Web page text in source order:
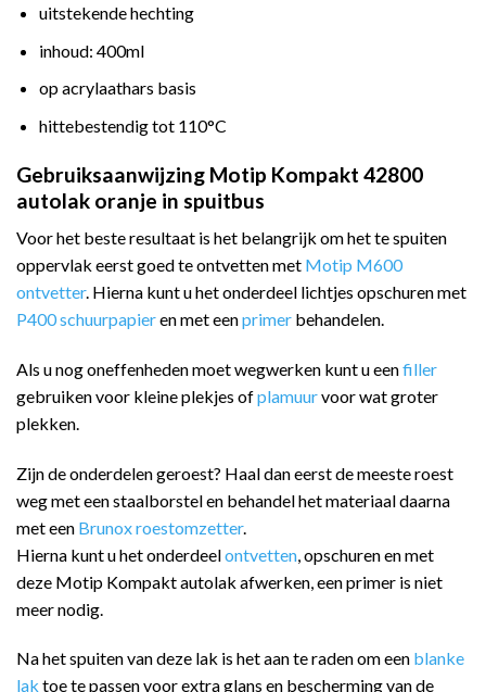
uitstekende hechting
inhoud: 400ml
op acrylaathars basis
hittebestendig tot 110°C
Gebruiksaanwijzing Motip Kompakt 42800
autolak oranje in spuitbus
Voor het beste resultaat is het belangrijk om het te spuiten
oppervlak eerst goed te ontvetten met Motip M600
ontvetter. Hierna kunt u het onderdeel lichtjes opschuren met
P400 schuurpapieren met eenprimer behandelen.
Als u nog oneffenheden moet wegwerken kunt u eenfiller
gebruiken voor kleine plekjes ofplamuurvoor wat groter
plekken.
Zijn de onderdelen geroest? Haal dan eerst de meeste roest
weg met een staalborstel en behandel het materiaal daarna
met een Brunox roestomzetter.
Hierna kunt u het onderdeelontvetten , opschuren en met
deze Motip Kompakt autolak afwerken, een primer is niet
meer nodig.
Na het spuiten van deze lak is het aan te raden om een blanke
lak toe te passen voor extra glans en bescherming van de